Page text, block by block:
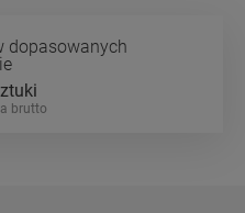
dopasowanych
brutto